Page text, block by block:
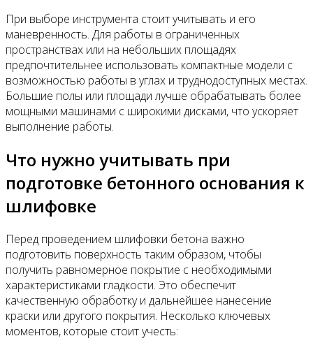
При выборе инструмента стоит учитывать и его
маневренность. Для работы в ограниченных
пространствах или на небольших площадях
предпочтительнее использовать компактные модели с
возможностью работы в углах и труднодоступных местах.
Большие полы или площади лучше обрабатывать более
мощными машинами с широкими дисками, что ускоряет
выполнение работы.
Что нужно учитывать при
подготовке бетонного основания к
шлифовке
Перед проведением шлифовки бетона важно
подготовить поверхность таким образом, чтобы
получить равномерное покрытие с необходимыми
характеристиками гладкости. Это обеспечит
качественную обработку и дальнейшее нанесение
краски или другого покрытия. Несколько ключевых
моментов, которые стоит учесть: